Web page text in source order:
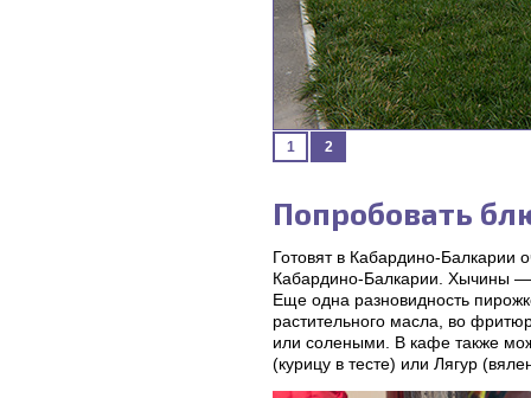
1 2
Попробовать
Готовят в Кабардино-Балкарии
Кабардино-Балкарии. Хычины —
Еще одна разновидность
растительного масла, во
или солеными. В кафе также
(курицу в тесте) или Лягур